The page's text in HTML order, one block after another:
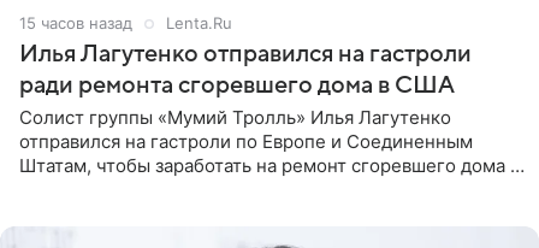
15 часов назад Lenta.Ru
Илья Лагутенко отправился на гастроли
ради ремонта сгоревшего дома в США
Солист группы «Мумий Тролль» Илья Лагутенко
отправился на гастроли по Европе и Соединенным
Штатам, чтобы заработать на ремонт сгоревшего дома в